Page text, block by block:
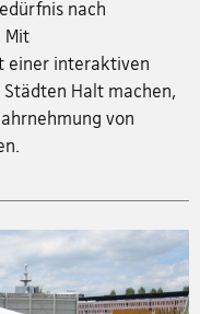
nach
Mit
einer interaktiven
Halt machen,
von